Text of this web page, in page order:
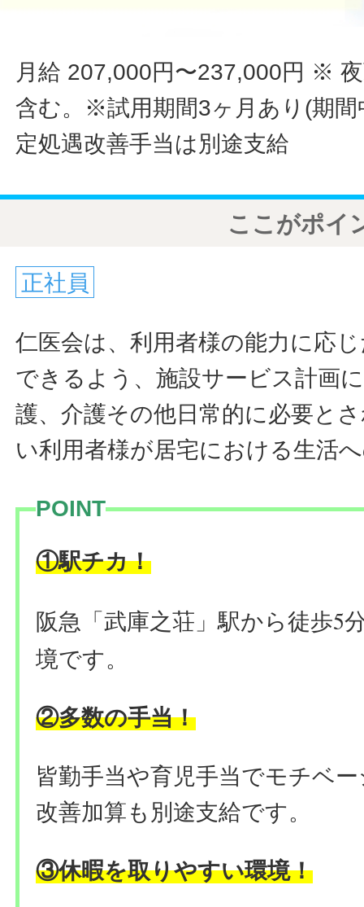
月給 207,000円〜237,000円 ※ 夜
含む。※試用期間3ヶ月あり(期
定処遇改善手当は別途支給
ここがポイ
正社員
仁医会は、利用者様の能力に応
できるよう、施設サービス計画
護、介護その他日常的に必要と
い利用者様が居宅における生活
POINT
①駅チカ！
阪急「武庫之荘」駅から徒歩5
境です。
②多数の手当！
皆勤手当や育児手当でモチベ
改善加算も別途支給です。
③休暇を取りやすい環境！